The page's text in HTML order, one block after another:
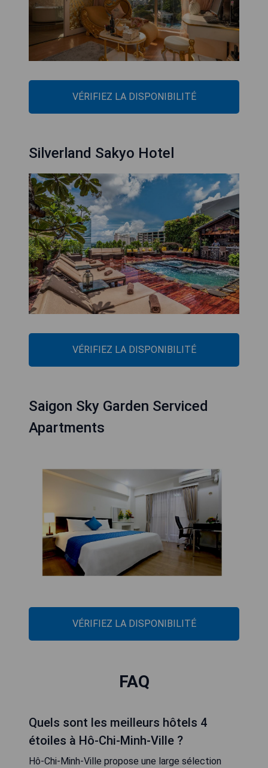
VÉRIFIEZ LA DISPONIBILITÉ
Silverland Sakyo Hotel
VÉRIFIEZ LA DISPONIBILITÉ
Saigon Sky Garden Serviced
Apartments
VÉRIFIEZ LA DISPONIBILITÉ
FAQ
Quels sont les meilleurs hôtels 4
étoiles à Hô-Chi-Minh-Ville ?
Hô-Chi-Minh-Ville propose une large sélection